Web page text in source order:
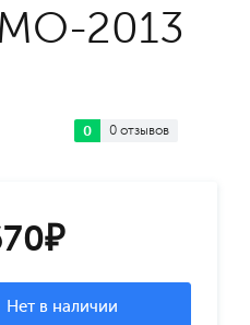
0 0 отзывов
МО-2013
Нет в наличии